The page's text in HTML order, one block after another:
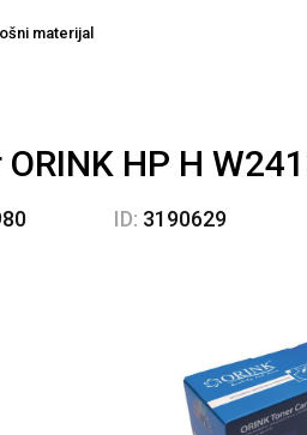
materijal
HP H
ID: 3190629